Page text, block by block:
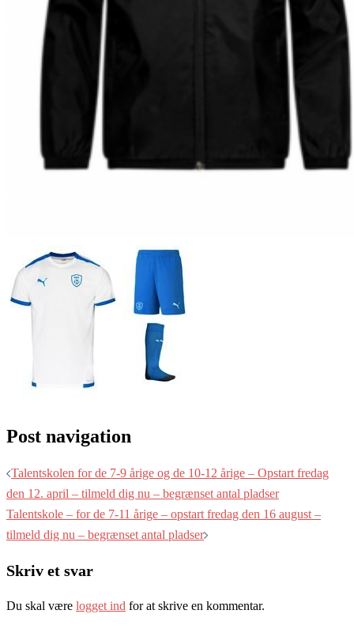
Post navigation
Talentskolen for de 7-9 årige og de 10-12 årige – Opstart fredag
den 12. april – tilmeld dig nu – begrænset antal pladser
Talentskole – for de 7-11 årige – opstart fredag den 16 august –
tilmeld dig nu – begrænset antal pladser
Skriv et svar
Du skal være logget ind for at skrive en kommentar.